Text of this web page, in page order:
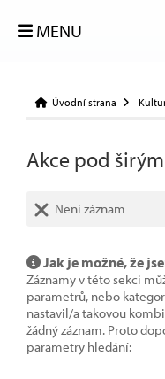
MENU
Úvodní strana
Akce pod
Není záznam
Jak je možné, že
Záznamy v této sekci
parametrů, nebo
nastavil/a takovou
žádný záznam. Proto
parametry hledání: